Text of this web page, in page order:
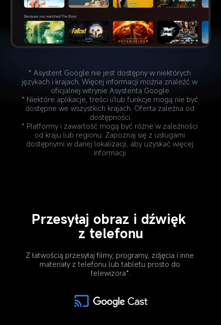
* Asystent Google nie jest dostępny w niektórych
językach i krajach. Więcej informacji można znaleźć w
oficjalnej witrynie Asystenta Google.
* Niektóre aplikacje, treści i/lub funkcje mogą nie być
dostępne we wszystkich krajach. Oferta zależna od
dostępności.
* Platformy i zawartość mogą być różne w zależności
od kraju lub regionu. Zapoznaj się z usługami
dostępnymi w danej lokalizacji, aby uzyskać więcej
informacji.
Przesyłaj obraz i dźwięk
z telefonu
Z łatwością przesyłaj filmy, programy, zdjęcia i inne
materiały z telefonu lub tabletu prosto do
telewizora*.